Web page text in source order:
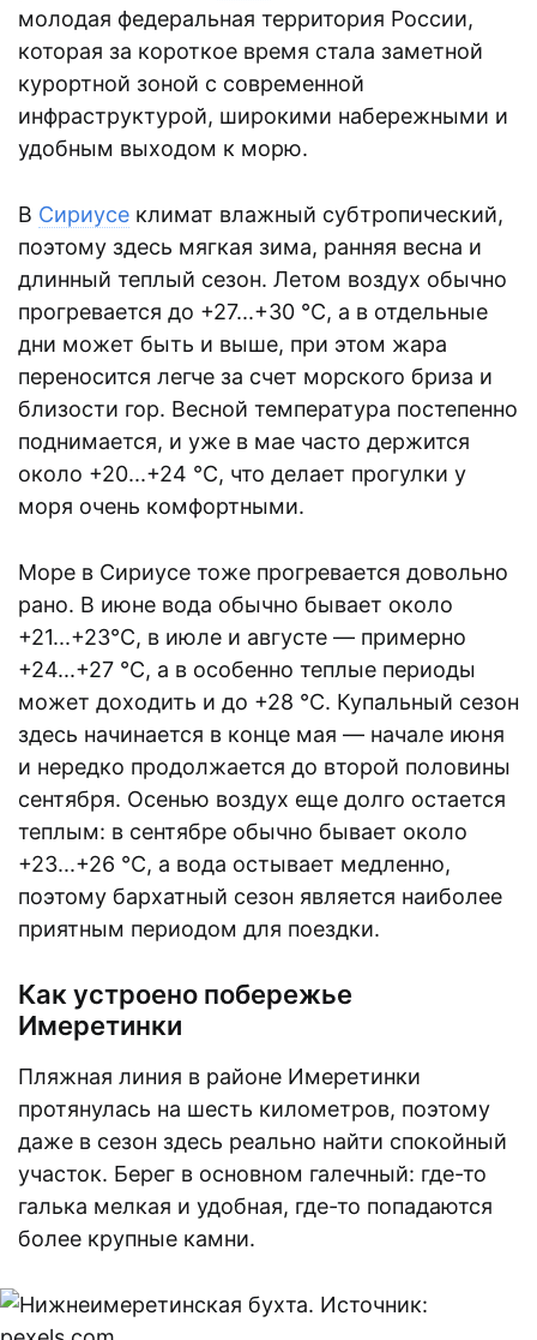
молодая федеральная территория России,
которая за короткое время стала заметной
курортной зоной с современной
инфраструктурой, широкими набережными и
удобным выходом к морю.
В Сириусе климат влажный субтропический,
поэтому здесь мягкая зима, ранняя весна и
длинный теплый сезон. Летом воздух обычно
прогревается до +27...+30 °C, а в отдельные
дни может быть и выше, при этом жара
переносится легче за счет морского бриза и
близости гор. Весной температура постепенно
поднимается, и уже в мае часто держится
около +20...+24 °C, что делает прогулки у
моря очень комфортными.
Море в Сириусе тоже прогревается довольно
рано. В июне вода обычно бывает около
+21...+23°C, в июле и августе — примерно
+24...+27 °C, а в особенно теплые периоды
может доходить и до +28 °C. Купальный сезон
здесь начинается в конце мая — начале июня
и нередко продолжается до второй половины
сентября. Осенью воздух еще долго остается
теплым: в сентябре обычно бывает около
+23...+26 °C, а вода остывает медленно,
поэтому бархатный сезон является наиболее
приятным периодом для поездки.
Как устроено побережье
Имеретинки
Пляжная линия в районе Имеретинки
протянулась на шесть километров, поэтому
даже в сезон здесь реально найти спокойный
участок. Берег в основном галечный: где-то
галька мелкая и удобная, где-то попадаются
более крупные камни.